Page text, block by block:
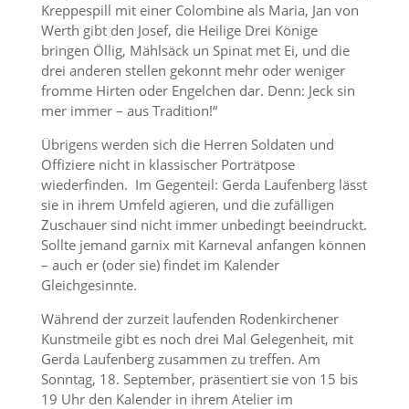
Kreppespill mit einer Colombine als Maria, Jan von
Werth gibt den Josef, die Heilige Drei Könige
bringen Öllig, Mählsäck un Spinat met Ei, und die
drei anderen stellen gekonnt mehr oder weniger
fromme Hirten oder Engelchen dar. Denn: Jeck sin
mer immer – aus Tradition!“
Übrigens werden sich die Herren Soldaten und
Offiziere nicht in klassischer Porträtpose
wiederfinden. Im Gegenteil: Gerda Laufenberg lässt
sie in ihrem Umfeld agieren, und die zufälligen
Zuschauer sind nicht immer unbedingt beeindruckt.
Sollte jemand garnix mit Karneval anfangen können
– auch er (oder sie) findet im Kalender
Gleichgesinnte.
Während der zurzeit laufenden Rodenkirchener
Kunstmeile gibt es noch drei Mal Gelegenheit, mit
Gerda Laufenberg zusammen zu treffen. Am
Sonntag, 18. September, präsentiert sie von 15 bis
19 Uhr den Kalender in ihrem Atelier im